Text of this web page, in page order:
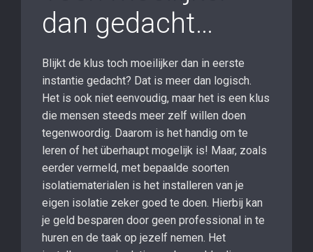
dan gedacht…
Blijkt de klus toch moeilijker dan in eerste
instantie gedacht? Dat is meer dan logisch.
Het is ook niet eenvoudig, maar het is een klus
die mensen steeds meer zelf willen doen
tegenwoordig. Daarom is het handig om te
leren of het überhaupt mogelijk is! Maar, zoals
eerder vermeld, met bepaalde soorten
isolatiematerialen is het installeren van je
eigen isolatie zeker goed te doen. Hierbij kan
je geld besparen door geen professional in te
huren en de taak op jezelf nemen. Het